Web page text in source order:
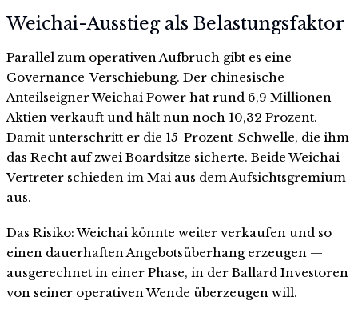
Weichai-Ausstieg als Belastungsfaktor
Parallel zum operativen Aufbruch gibt es eine
Governance-Verschiebung. Der chinesische
Anteilseigner Weichai Power hat rund 6,9 Millionen
Aktien verkauft und hält nun noch 10,32 Prozent.
Damit unterschritt er die 15-Prozent-Schwelle, die ihm
das Recht auf zwei Boardsitze sicherte. Beide Weichai-
Vertreter schieden im Mai aus dem Aufsichtsgremium
aus.
Das Risiko: Weichai könnte weiter verkaufen und so
einen dauerhaften Angebotsüberhang erzeugen —
ausgerechnet in einer Phase, in der Ballard Investoren
von seiner operativen Wende überzeugen will.